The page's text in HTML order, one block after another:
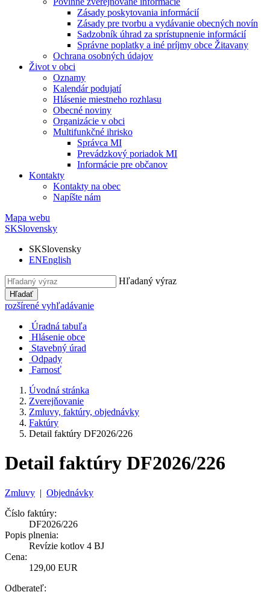
Zásady poskytovania informácií
Zásady pre tvorbu a vydávanie obecných novín
Sadzobník úhrad za sprístupnenie informácií
Správne poplatky a iné príjmy obce Žitavany
Ochrana osobných údajov
Život v obci
Oznamy
Kalendár podujatí
Hlásenie miestneho rozhlasu
Obecné noviny
Organizácie v obci
Multifunkčné ihrisko
Správca MI
Prevádzkový poriadok MI
Informácie pre občanov
Kontakty
Kontakty na obec
Napíšte nám
Mapa webu
SKSlovensky
SKSlovensky
ENEnglish
Hľadaný výraz
Hľadať
rozšírené vyhľadávanie
Úradná tabuľa
Hlásenie obce
Stavebný úrad
Odpady
Farnosť
Úvodná stránka
Zverejňovanie
Zmluvy, faktúry, objednávky
Faktúry
Detail faktúry DF2026/226
Detail faktúry DF2026/226
Zmluvy | Objednávky
Číslo faktúry:
DF2026/226
Popis plnenia:
Revízie kotlov 4 BJ
Cena:
129,00 EUR
Odberateľ: